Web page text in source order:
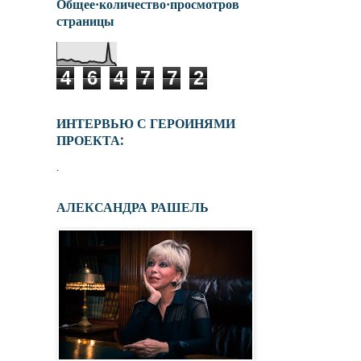
Общее·количество·просмотров
страницы
4 6 4 7 7 2
ИНТЕРВЬЮ С ГЕРОИНЯМИ
ПРОЕКТА:
.
АЛЕКСАНДРА РАШЕЛЬ